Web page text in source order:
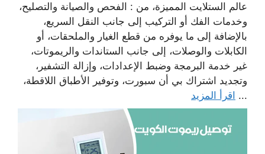
عالم الستلايت المميزة، من : الفحص والصيانة والتصليح،
وخدمات الفك أو التركيب إلى جانب النقل السريع،
بالإضافة إلى ما يوفره من قطع الغيار والملحقات، أو
الكابلات والوصلات، إلى جانب الستاندات والريموتات،
غير خدمة البرمجة وضبط الإعدادات، وإزالة التشفير،
وتجديد اشتراك بي أن سبورت، وتوفير الأطباق اللاقطة،
... اقرأ المزيد